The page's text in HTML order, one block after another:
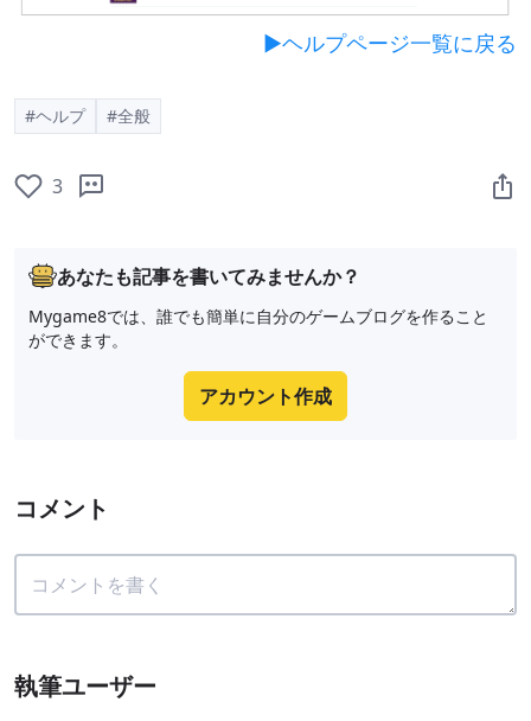
▶︎ヘルプページ一覧に戻る
#ヘルプ #全般
3
あなたも記事を書いてみませんか？
Mygame8では、誰でも簡単に自分のゲームブログを作ること
ができます。
アカウント作成
コメント
執筆ユーザー